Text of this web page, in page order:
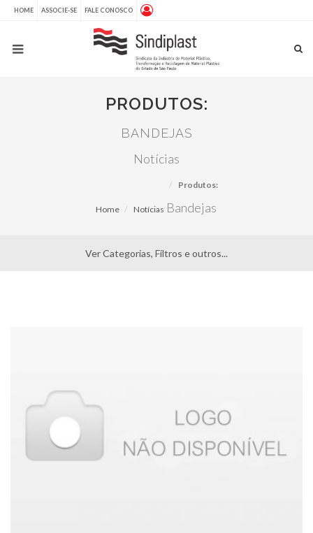
HOME ASSOCIE-SE FALE CONOSCO
PRODUTOS:
BANDEJAS
Notícias
Home Notícias
Produtos:
Bandejas
Ver Categorias, Filtros e outros...